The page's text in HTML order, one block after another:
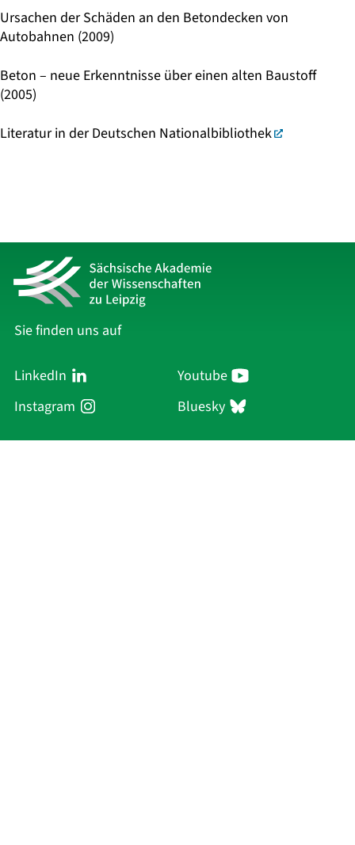
Ursachen der Schäden an den Betondecken von
Autobahnen (2009)
Beton – neue Erkenntnisse über einen alten Baustoff
(2005)
Literatur in der Deutschen Nationalbibliothek
Sie finden uns auf
LinkedIn
Youtube
Instagram
Bluesky